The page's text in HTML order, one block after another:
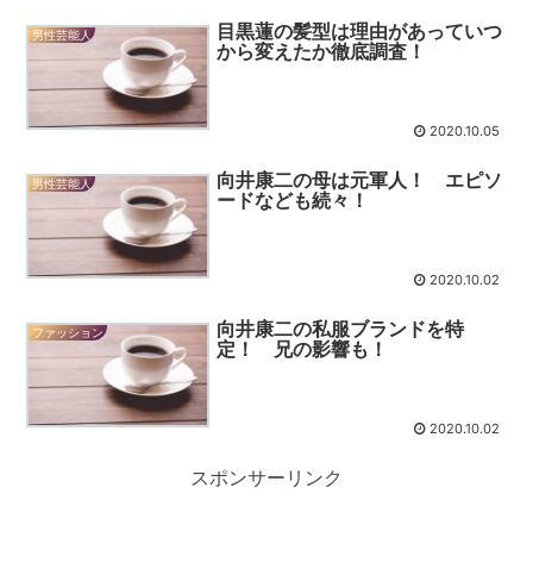
男性芸能人
目黒蓮の髪型は理由があっていつ
から変えたか徹底調査！
2020.10.05
男性芸能人
向井康二の母は元軍人！ エピソ
ードなども続々！
2020.10.02
ファッション
向井康二の私服ブランドを特
定！ 兄の影響も！
2020.10.02
スポンサーリンク